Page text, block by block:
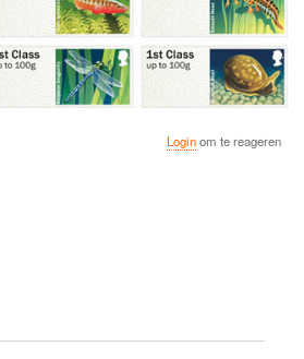
Loginom te reageren